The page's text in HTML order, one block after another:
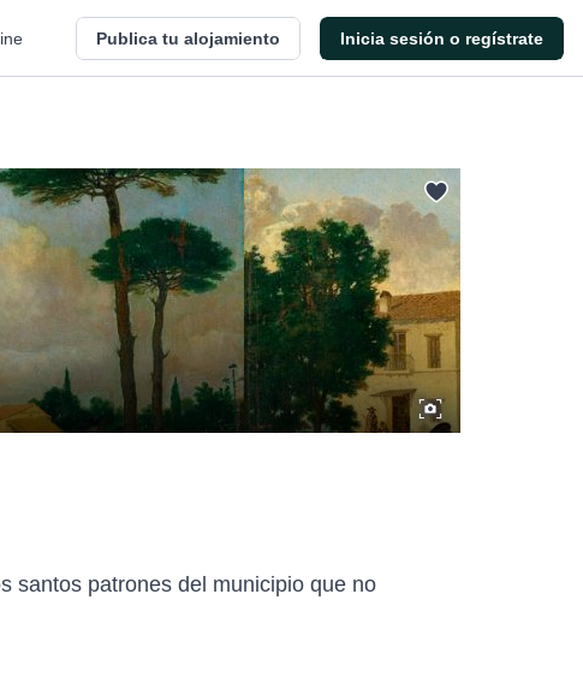
Publica tu alojamiento Inicia sesión o regístrate
santos patrones del municipio que no